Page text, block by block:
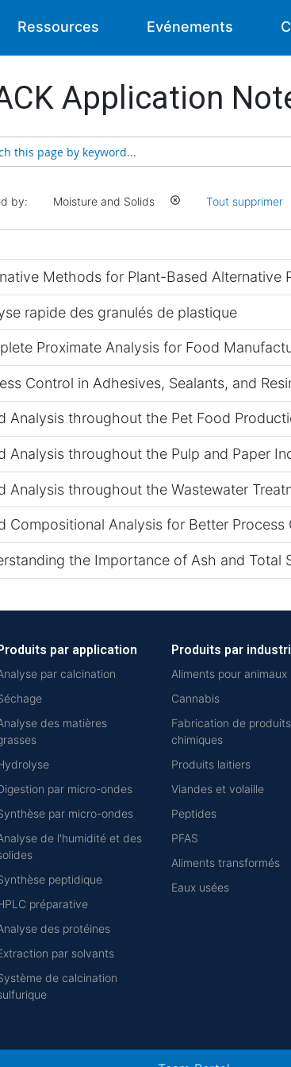
Ressources Evénements
Application
by: Moisture and Solids highlight_off Tout supprimer
Methods for Plant-Based Alternative
rapide des granulés de plastique
Proximate Analysis for Food
Control in Adhesives, Sealants, and
Analysis throughout the Pet Food
Analysis throughout the Pulp and Paper
Analysis throughout the Wastewater
Compositional Analysis for Better
the Importance of Ash and Total
par application
par calcination
des matières
par micro-ondes
par micro-ondes
de l'humidité et des
peptidique
préparative
des protéines
par solvants
de calcination
Produits par
Aliments pour animaux
Cannabis
Fabrication de produits
chimiques
Produits laitiers
Viandes et volaille
Peptides
PFAS
Aliments transformés
Eaux usées